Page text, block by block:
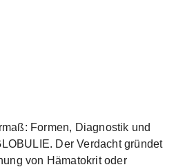
Formen, Diagnostik und
Der Verdacht gründet
von Hämatokrit oder